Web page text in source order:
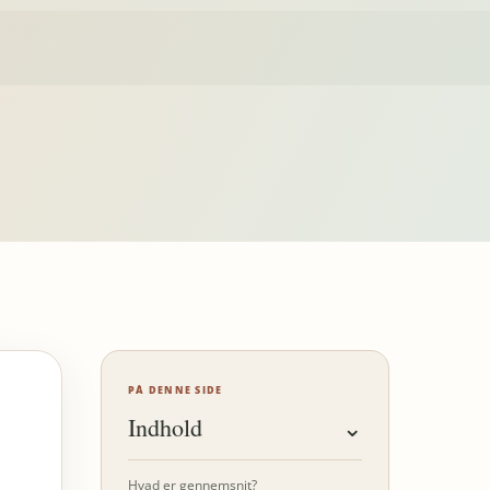
PÅ DENNE SIDE
Indhold ⌄
Hvad er gennemsnit?